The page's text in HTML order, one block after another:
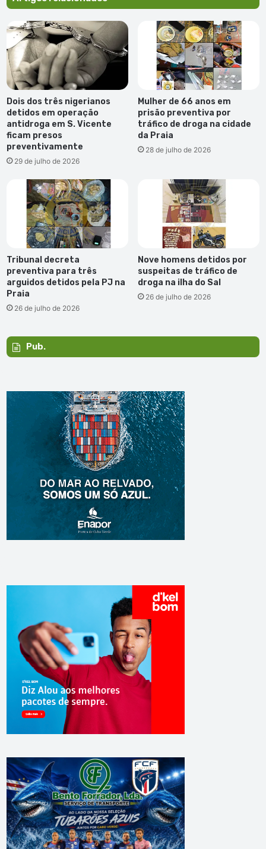
Dois dos três nigerianos
detidos em operação
antidroga em S. Vicente
ficam presos
preventivamente
29 de julho de 2026
Mulher de 66 anos em
prisão preventiva por
tráfico de droga na cidade
da Praia
28 de julho de 2026
Tribunal decreta
preventiva para três
arguidos detidos pela PJ na
Praia
26 de julho de 2026
Nove homens detidos por
suspeitas de tráfico de
droga na ilha do Sal
26 de julho de 2026
Pub.